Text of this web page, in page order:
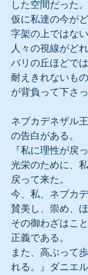
した空間だった。
仮に私達の今が
字架の上ではない
人々の視線がど
バリの丘ほどでは
耐えきれないも
が背負って下さっ
ネブカデネザル
の告白がある。
『私に理性が戻
光栄のために、
戻って来た。
今、私、ネブカ
賛美し、崇め、
その御わざはこ
正義である。
また、高ぶって
れる。』ダニエ